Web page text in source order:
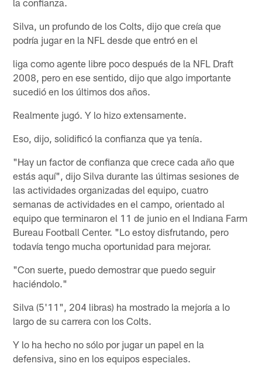
Silva, un profundo de los Colts, dijo que creía que
podría jugar en la NFL desde que entró en el
liga como agente libre poco después de la NFL Draft
2008, pero en ese sentido, dijo que algo importante
sucedió en los últimos dos años.
Realmente jugó. Y lo hizo extensamente.
Eso, dijo, solidificó la confianza que ya tenía.
"Hay un factor de confianza que crece cada año que
estás aquí", dijo Silva durante las últimas sesiones de
las actividades organizadas del equipo, cuatro
semanas de actividades en el campo, orientado al
equipo que terminaron el 11 de junio en el Indiana Farm
Bureau Football Center. "Lo estoy disfrutando, pero
todavía tengo mucha oportunidad para mejorar.
"Con suerte, puedo demostrar que puedo seguir
haciéndolo."
Silva (5'11", 204 libras) ha mostrado la mejoría a lo
largo de su carrera con los Colts.
Y lo ha hecho no sólo por jugar un papel en la
defensiva, sino en los equipos especiales.